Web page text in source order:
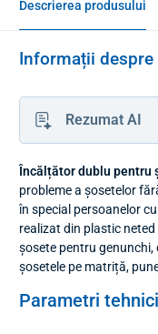
Descrierea produsului
Informații
Rezumat AI
Încălțător dublu pentru
probleme a șosetelor
în special persoanelor
realizat din plastic
șosete pentru
șosetele pe matriță,
Parametri